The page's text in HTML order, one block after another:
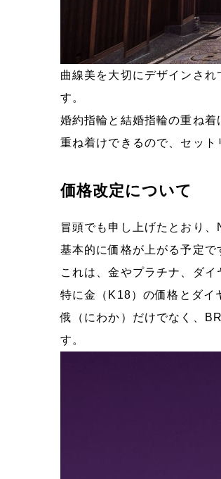
曲線美を大切にデザインさ
す。
婚約指輪と結婚指輪の重ね
重ね着けできるので、セット
価格改定について
冒頭でも申し上げたとおり
基本的に価格が上がる予定で
これは、金やプラチナ、ダ
特に金（K18）の価格とダイ
俄（にわか）だけでなく、
す。